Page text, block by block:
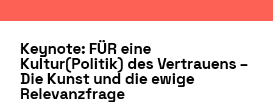
Keynote: FÜR eine
Kultur(Politik) des Vertrauens –
Die Kunst und die ewige
Relevanzfrage